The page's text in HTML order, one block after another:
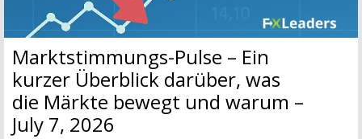
Marktstimmungs-Pulse – Ein
kurzer Überblick darüber, was
die Märkte bewegt und warum –
July 7, 2026